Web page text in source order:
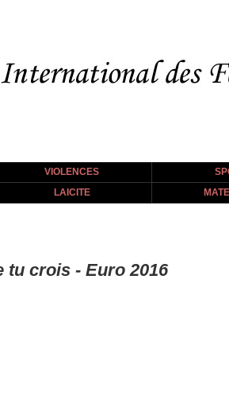
VIOLENCES
LAICITE
tu crois - Euro 2016